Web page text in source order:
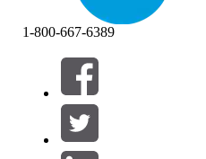
筛选器 (0)
选择筛选器
产品区域
1-800-667-6389